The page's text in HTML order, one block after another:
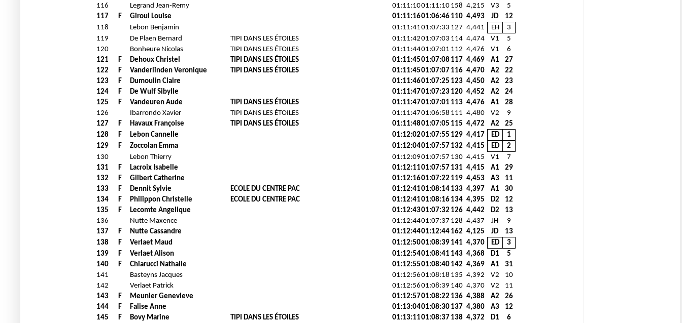
116
Legrand Jean-Remy 01:11:1001:11:10 158 4,215 V3
5
117
F Giroul Louise 01:11:1601:06:46 110 4,493 JD
12
118
Lebon Benjamin 01:11:4101:07:33 127 4,441 EH
3
119
De Plaen Bernard TIPI DANS LES ÉTOILES 01:11:4201:07:03 114 4,474 V1
5
120
Bonheure Nicolas TIPI DANS LES ÉTOILES 01:11:4401:07:01 112 4,476 V1
6
121
F Dehoux Christel TIPI DANS LES ÉTOILES 01:11:4501:07:08 117 4,469 A1
27
122
F Vanderlinden Veronique TIPI DANS LES ÉTOILES 01:11:4501:07:07 116 4,470 A2
22
123
F Dumoulin Claire 01:11:4601:07:25 123 4,450 A2
23
124
F De Wulf Sibylle 01:11:4701:07:23 120 4,452 A2
24
125
F Vandeuren Aude TIPI DANS LES ÉTOILES 01:11:4701:07:01 113 4,476 A1
28
126
Ibarrondo Xavier TIPI DANS LES ÉTOILES 01:11:4701:06:58 111 4,480 V2
9
127
F Havaux Françoise TIPI DANS LES ÉTOILES 01:11:4801:07:05 115 4,472 A2
25
128
F Lebon Cannelle 01:12:0201:07:55 129 4,417 ED
1
129
F Zoccolan Emma 01:12:0401:07:57 132 4,415 ED
2
130
Lebon Thierry 01:12:0901:07:57 130 4,415 V1
7
131
F Lacroix Isabelle 01:12:1101:07:57 131 4,415 A1
29
132
F Glibert Catherine 01:12:1601:07:22 119 4,453 A3
11
133
F Dennit Sylvie ECOLE DU CENTRE PAC 01:12:4101:08:14 133 4,397 A1
30
134
F Philippon Christelle ECOLE DU CENTRE PAC 01:12:4101:08:16 134 4,395 D2
12
135
F Lecomte Angelique 01:12:4301:07:32 126 4,442 D2
13
136
Nutte Maxence 01:12:4401:07:37 128 4,437 JH
9
137
F Nutte Cassandre 01:12:4401:12:44 162 4,125 JD
13
138
F Verlaet Maud 01:12:5001:08:39 141 4,370 ED
3
139
F Verlaet Alison 01:12:5401:08:41 143 4,368 D1
5
140
F Chiarucci Nathalie 01:12:5501:08:40 142 4,369 A1
31
141
Basteyns Jacques 01:12:5601:08:18 135 4,392 V2
10
142
Verlaet Patrick 01:12:5601:08:39 140 4,370 V2
11
143
F Meunier Genevieve 01:12:5701:08:22 136 4,388 A2
26
144
F Falise Anne 01:13:0401:08:30 137 4,380 A3
12
145
F Bovy Marine TIPI DANS LES ÉTOILES 01:13:1101:08:37 138 4,372 D1 6